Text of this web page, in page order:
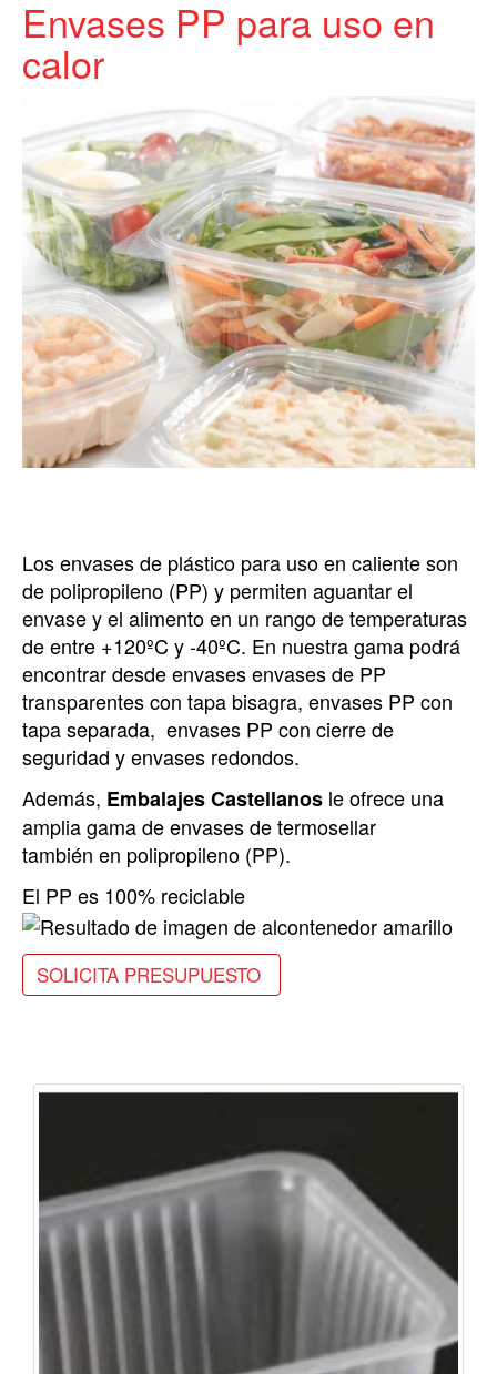
Envases PP para uso en
calor
Los envases de plástico para uso en caliente son
de polipropileno (PP) y permiten aguantar el
envase y el alimento en un rango de temperaturas
de entre +120ºC y -40ºC. En nuestra gama podrá
encontrar desde envases envases de PP
transparentes con tapa bisagra, envases PP con
tapa separada, envases PP con cierre de
seguridad y envases redondos.
Además, Embalajes Castellanos le ofrece una
amplia gama de envases de termosellar
también en polipropileno (PP).
El PP es 100% reciclable
SOLICITA PRESUPUESTO